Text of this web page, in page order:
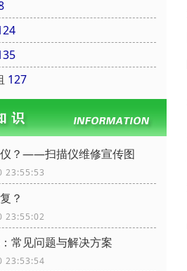
127
？——扫描仪维修宣传图
23:55:53
？
23:55:02
常见问题与解决方案
23:53:54